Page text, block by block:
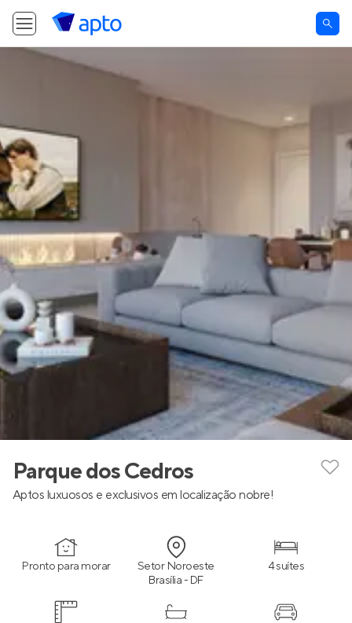
Parque dos Cedros
Aptos luxuosos e exclusivos em localização nobre!
Pronto para morar Setor Noroeste
Brasília - DF
4 suítes